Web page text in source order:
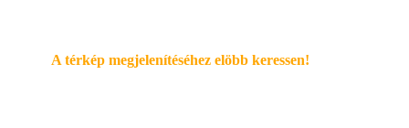
A térkép megjelenítéséhez elöbb keressen!